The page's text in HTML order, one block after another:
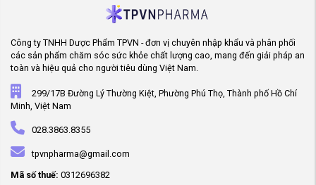
Công ty TNHH Dược Phẩm TPVN - đơn vị chuyên nhập khẩu và phân phối
các sản phẩm chăm sóc sức khỏe chất lượng cao, mang đến giải pháp an
toàn và hiệu quả cho người tiêu dùng Việt Nam.
299/17B Đường Lý Thường Kiệt, Phường Phú Thọ, Thành phố Hồ Chí
Minh, Việt Nam
028.3863.8355
tpvnpharma@gmail.com
Mã số thuế: 0312696382